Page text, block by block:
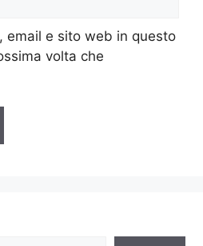
email e sito web in questo
volta che